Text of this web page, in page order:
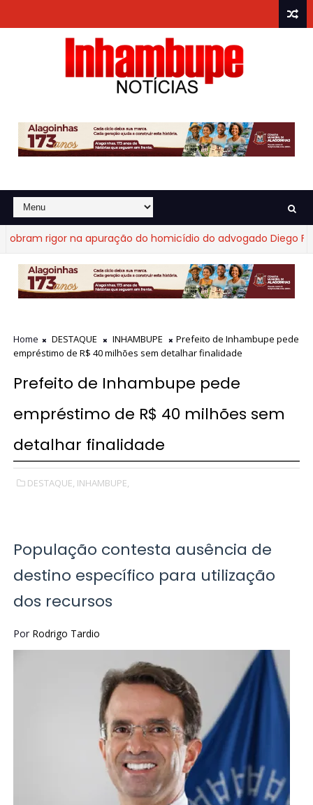
rigor na apuração do homicídio do advogado Diego Fraga
Home DESTAQUE INHAMBUPE
Prefeito de Inhambupe pede
empréstimo de R$ 40 milhões sem detalhar finalidade
Prefeito de Inhambupe pede
empréstimo de R$ 40 milhões sem
detalhar finalidade
DESTAQUE, INHAMBUPE,
População contesta ausência de
destino específico para utilização
dos recursos
Por Rodrigo Tardio